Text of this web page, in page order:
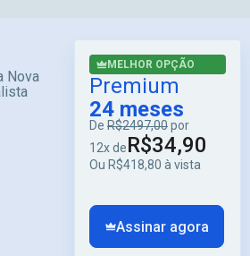
Nova
MELHOR OPÇÃO
Premium
24 meses
De R$2497,00por
12x deR$34,90
Ou R$418,80 à vista
Assinar agora